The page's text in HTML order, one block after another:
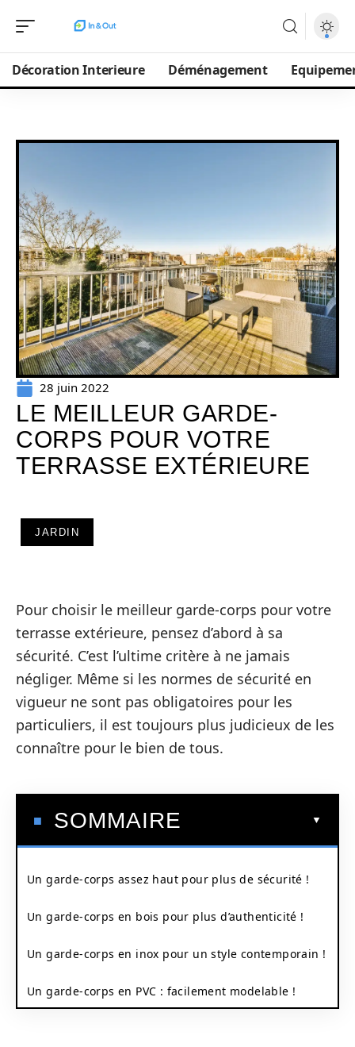
Décoration Interieure Déménagement
28 juin 2022
LE MEILLEUR GARDE-
CORPS POUR VOTRE
TERRASSE EXTÉRIEURE
JARDIN
Pour choisir le meilleur garde-corps pour votre
terrasse extérieure, pensez d’abord à sa
sécurité. C’est l’ultime critère à ne jamais
négliger. Même si les normes de sécurité en
vigueur ne sont pas obligatoires pour les
particuliers, il est toujours plus judicieux de les
connaître pour le bien de tous.
SOMMAIRE
Un garde-corps assez haut pour plus de sécurité !
Un garde-corps en bois pour plus d’authenticité !
Un garde-corps en inox pour un style contemporain !
Un garde-corps en PVC : facilement modelable !